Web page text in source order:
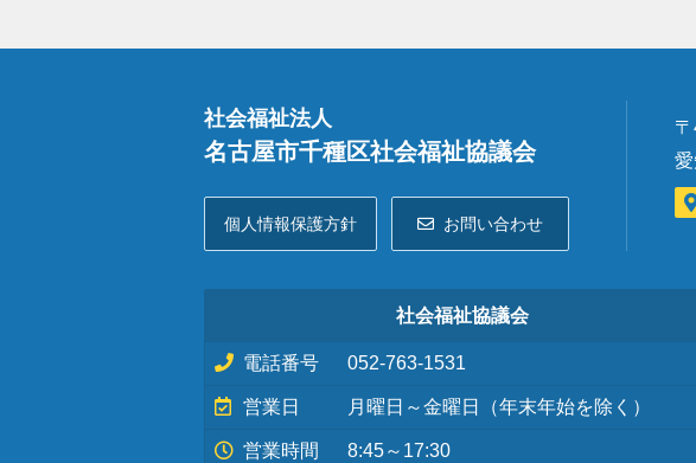
社会福祉法人
名古屋市千種区社会福祉協議会
個人情報保護方針 お問い合わせ
社会福祉協議会
電話番号 052-763-1531
営業日 月曜日～金曜日（年末年始を除く）
営業時間 8:45～17:30